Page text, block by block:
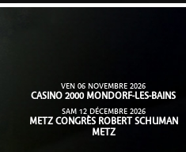
VEN 06 NOVEMBRE 2026
CASINO 2000 MONDORF-LES-BAINS
SAM 12 DÉCEMBRE 2026
METZ CONGRÈS ROBERT SCHUMAN
METZ